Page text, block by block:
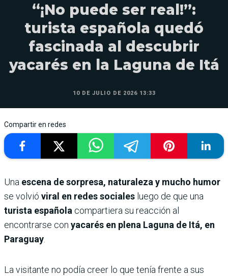
“¡No puede ser real!”:
turista española quedó
fascinada al descubrir
yacarés en la Laguna de Itá
10 DE JULIO DE 2026 13:33
Compartir en redes
Una escena de sorpresa, naturaleza y mucho humor
se volvió viral en redes sociales luego de que una
turista española compartiera su reacción al
encontrarse con yacarés en plena Laguna de Itá, en
Paraguay
La visitante no podía creer lo que tenía frente a sus